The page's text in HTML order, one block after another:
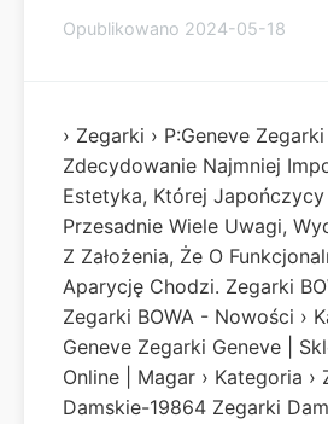
Opublikowano 2024-05-18
› Zegarki › P:Geneve
Zdecydowanie Najmniej
Estetyka, Której
Przesadnie Wiele Uwagi,
Z Założenia, Że O
Aparycję Chodzi. Zegarki
Zegarki BOWA - Nowości ›
Geneve Zegarki Geneve |
Online | Magar › Kategoria ›
Damskie-19864 Zegarki